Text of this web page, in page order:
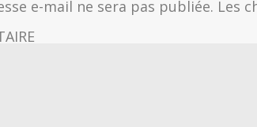
e-mail ne sera pas publiée. Les